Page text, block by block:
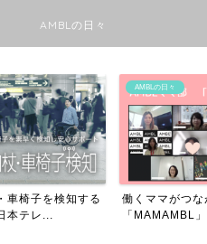
AMBLの日々
車椅子を検知する
本テレ...
AMBLの日々
働くママがつ
「MAMAMBL